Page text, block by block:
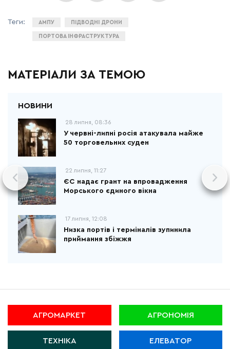
АМПУ ПІДВОДНІ ДРОНИ
ПОРТОВА ІНФРАСТРУКТУРА
МАТЕРІАЛИ ЗА ТЕМОЮ
28 липня, 08:36
У червні-липні росія атакувала майже
50 торговельних суден
22 липня, 11:27
ЄС надає грант на впровадження
Морського єдиного вікна
17 липня, 12:08
Низка портів і терміналів зупинила
приймання збіжжя
АГРОМАРКЕТ АГРОНОМІЯ
ТЕХНІКА ЕЛЕВАТОР